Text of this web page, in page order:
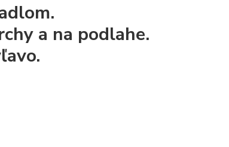
a na podlahe.